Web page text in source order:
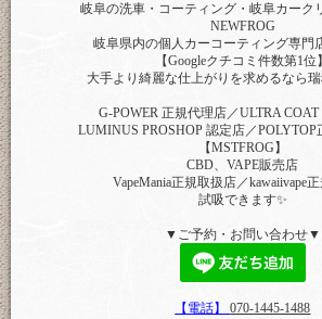
岐阜の洗車・コーティング・岐阜カーク
NEWFROG
岐阜県内の個人カーコーティング専門
【Googleクチコミ件数第1位】
大手より綺麗な仕上がりを求めるなら
G-POWER 正規代理店／ULTRA
LUMINUS PROSHOP 認定店／
【MSTFROG】
CBD、VAPE販売店
VapeMania正規取扱店／kawaiivape
試吸できます✨
▼ご予約・お問い合わせ▼
【電話】070-1445-1488